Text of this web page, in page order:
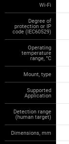
Wi-Fi
Degree of
protection or IP
code (IEC60529)
Operating
temperature
range, °С
Mount, type
Supported
Application
Detection range
(human target)
Dimensions, mm